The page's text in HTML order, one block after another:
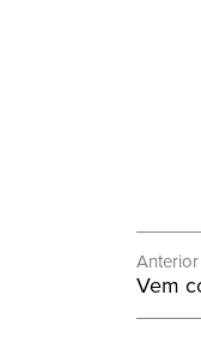
de
Anterior
Post
Vem